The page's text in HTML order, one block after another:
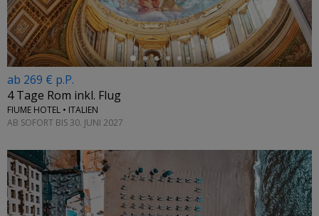
ab 269 € p.P.
4 Tage Rom inkl. Flug
FIUME HOTEL • ITALIEN
AB SOFORT BIS 30. JUNI 2027